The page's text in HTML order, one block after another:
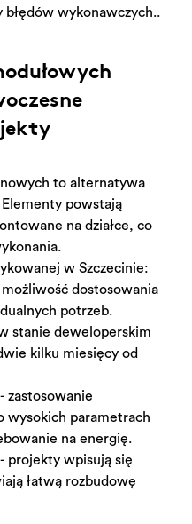
błędów wykonawczych..
to alternatywa
powstają
na działce, co
w Szczecinie:
dostosowania
potrzeb.
stanie deweloperskim
kilku miesięcy od
zastosowanie
wysokich parametrach
na energię.
projekty wpisują się
łatwą rozbudowę